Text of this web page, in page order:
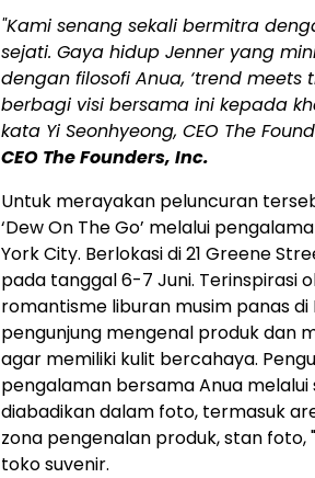
"Kami senang sekali bermitra
sejati. Gaya hidup Jenner yang
dengan filosofi Anua, ‘trend meets
berbagi visi bersama ini kepada
kata Yi Seonhyeong, CEO The
CEO The Founders, Inc.
Untuk merayakan peluncuran
‘Dew On The Go’ melalui
York City. Berlokasi di 21 Greene
pada tanggal 6-7 Juni. Terinspirasi
romantisme liburan musim panas
pengunjung mengenal produk dan
agar memiliki kulit bercahaya.
pengalaman bersama Anua
diabadikan dalam foto, termasuk
zona pengenalan produk, stan foto,
toko suvenir.